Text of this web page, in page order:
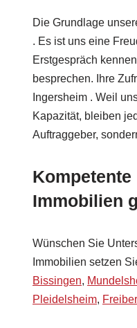
Die Grundlage
. Es ist uns eine
Erstgespräch
besprechen. Ihre
Ingersheim . Weil
Kapazität, bleiben
Auftraggeber,
Immobilien
Wünschen Sie
Immobilien setzen
Bissingen,
Pleidelsheim,